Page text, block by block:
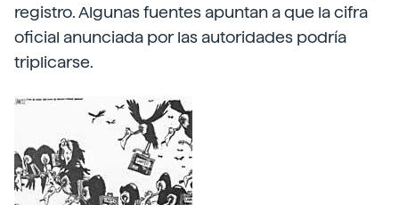
registro. Algunas fuentes apuntan a que la cifra
oficial anunciada por las autoridades podría
triplicarse.